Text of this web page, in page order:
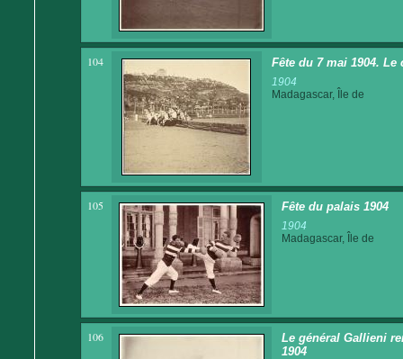
104 Fête du 7 mai 1904. Le
1904
Madagascar, Île de
105 Fête du palais 1904
1904
Madagascar, Île de
106
Le général Gallieni
1904